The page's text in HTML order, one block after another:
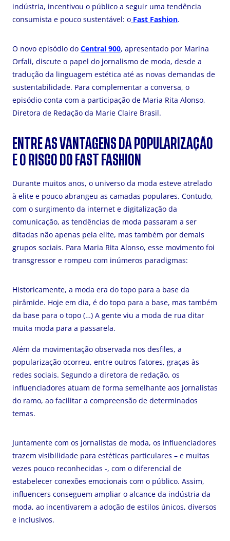
indústria, incentivou o público a seguir uma tendência
consumista e pouco sustentável: o Fast Fashion.
O novo episódio do Central 900, apresentado por Marina
Orfali, discute o papel do jornalismo de moda, desde a
tradução da linguagem estética até as novas demandas de
sustentabilidade. Para complementar a conversa, o
episódio conta com a participação de Maria Rita Alonso,
Diretora de Redação da Marie Claire Brasil.
ENTRE AS VANTAGENS DA POPULARIZAÇÃO
E O RISCO DO FAST FASHION
Durante muitos anos, o universo da moda esteve atrelado
à elite e pouco abrangeu as camadas populares. Contudo,
com o surgimento da internet e digitalização da
comunicação, as tendências de moda passaram a ser
ditadas não apenas pela elite, mas também por demais
grupos sociais. Para Maria Rita Alonso, esse movimento foi
transgressor e rompeu com inúmeros paradigmas:
Historicamente, a moda era do topo para a base da
pirâmide. Hoje em dia, é do topo para a base, mas também
da base para o topo (…) A gente viu a moda de rua ditar
muita moda para a passarela.
Além da movimentação observada nos desfiles, a
popularização ocorreu, entre outros fatores, graças às
redes sociais. Segundo a diretora de redação, os
influenciadores atuam de forma semelhante aos jornalistas
do ramo, ao facilitar a compreensão de determinados
temas.
Juntamente com os jornalistas de moda, os influenciadores
trazem visibilidade para estéticas particulares – e muitas
vezes pouco reconhecidas -, com o diferencial de
estabelecer conexões emocionais com o público. Assim,
influencers conseguem ampliar o alcance da indústria da
moda, ao incentivarem a adoção de estilos únicos, diversos
e inclusivos.